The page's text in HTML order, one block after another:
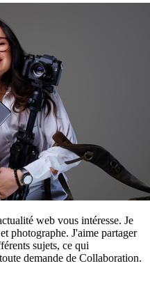
web vous intéresse. Je
photographe. J'aime partager
sujets, ce qui
demande de Collaboration.